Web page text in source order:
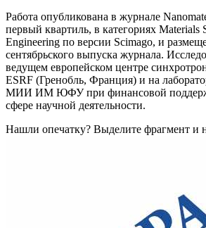
Работа опубликована в журнале
первый квартиль, в категориях Materials
Engineering по версии Scimago, и
сентябрьского выпуска журнала.
ведущем европейском центре
ESRF (Гренобль, Франция) и на
МИИ ИМ ЮФУ при финансовой
сфере научной деятельности.
Нашли опечатку? Выделите фрагмент и